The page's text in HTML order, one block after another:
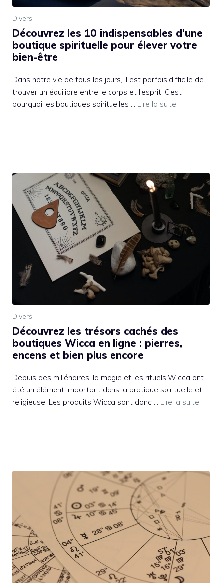
Divers
Découvrez les 10 indispensables d’une
boutique spirituelle pour élever votre
bien-être
Dans notre vie de tous les jours, il est parfois difficile de
trouver un équilibre entre le corps et l’esprit. C’est
pourquoi les boutiques spirituelles … Lire la suite
Divers
Découvrez les trésors cachés des
boutiques Wicca en ligne : pierres,
encens et bien plus encore
Depuis des millénaires, la magie et les rituels Wicca ont
été un élément important dans la pratique spirituelle et
religieuse. Les produits Wicca sont donc … Lire la suite